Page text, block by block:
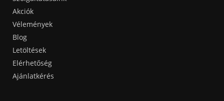
Akciók
Vélemények
Blog
Letöltések
Elérhetőség
Ajánlatkérés